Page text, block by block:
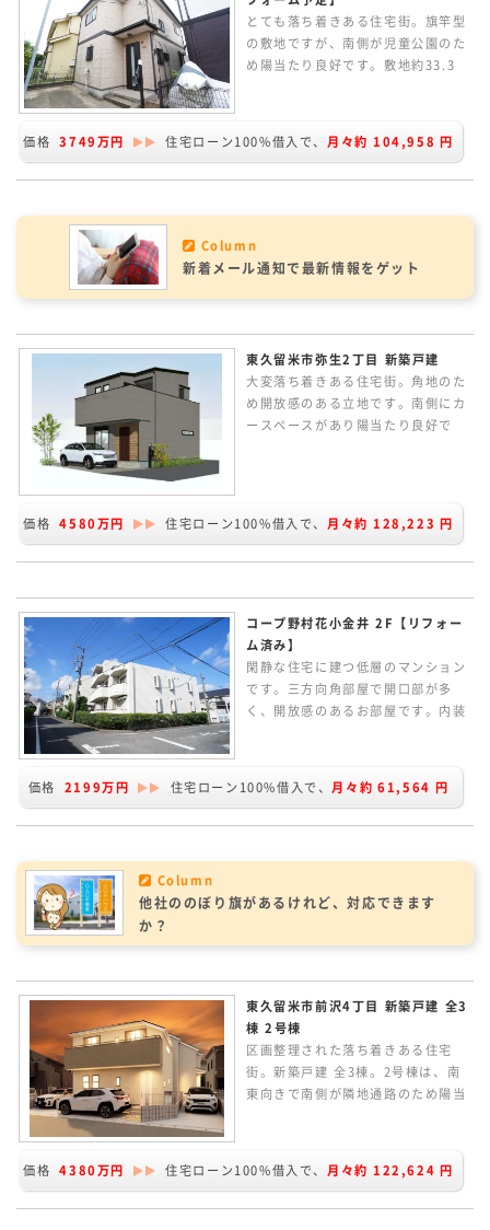
とても落ち着きある住宅街。旗竿型
の敷地ですが、南側が児童公園のた
め陽当たり良好です。敷地約33.3
2F居室もすべて6帖以上ありゆとり
があります。内外装リフォーム予定
価格 3749万円 住宅ローン100%借入で、 月々約 104,958 円
Column
新着メール通知で最新情報をゲット
東久留米市弥生2丁目 新築戸建
大変落ち着きある住宅街。角地のた
め開放感のある立地です。南側にカ
ースペースがあり陽当たり良好で
ー。ZEH水準の省エネ性能の住宅で
す。
価格 4580万円 住宅ローン100%借入で、 月々約 128,223 円
コープ野村花小金井 2F【リフォー
ム済み】
閑静な住宅に建つ低層のマンション
です。三方向角部屋で開口部が多
く、開放感のあるお部屋です。内装
価格
2199万円 住宅ローン100%借入で、 月々約 61,564 円
Column
他社ののぼり旗があるけれど、対応できます
か？
東久留米市前沢4丁目 新築戸建 全3
棟 2号棟
区画整理された落ち着きある住宅
街。新築戸建 全3棟。2号棟は、南
東向きで南側が隣地通路のため陽当
り。LDKは約15.0帖あり、カウンタ
ーキッチンからリビングルームが見
価格 4380万円 住宅ローン100%借入で、 月々約 122,624 円